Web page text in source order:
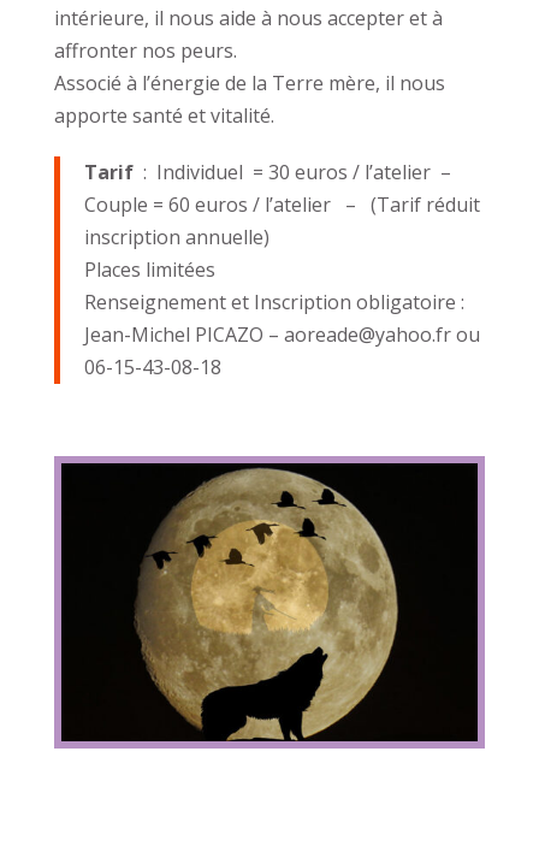
intérieure, il nous aide à nous accepter et à
affronter nos peurs.
Associé à l’énergie de la Terre mère, il nous
apporte santé et vitalité.
Tarif: Individuel = 30 euros / l’atelier –
Couple = 60 euros / l’atelier – (Tarif réduit
inscription annuelle)
Places limitées
Renseignement et Inscription obligatoire :
Jean-Michel PICAZO – aoreade@yahoo.fr ou
06-15-43-08-18